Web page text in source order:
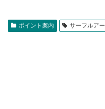
ポイント案内 サーフルアー